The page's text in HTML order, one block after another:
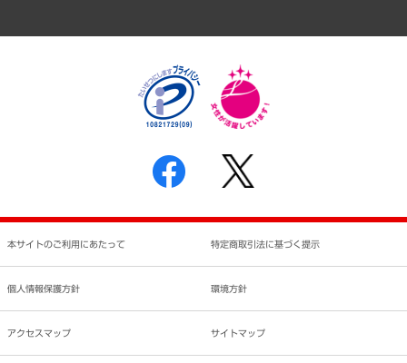
個人情報保護方針
反社会的勢力に対する基本方針
書面による個人情報の開示等の請求の手続きについて
本サイトのご利用にあたって 特定商取引法に基づく提示
個人情報保護方針 環境方針
アクセスマップ サイトマップ